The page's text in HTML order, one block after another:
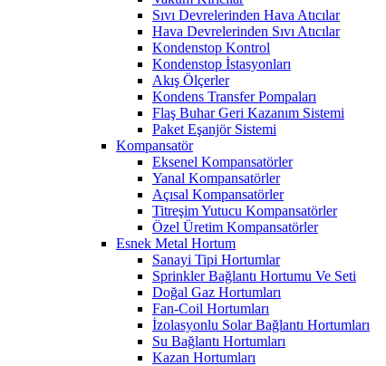
Sıvı Devrelerinden Hava Atıcılar
Hava Devrelerinden Sıvı Atıcılar
Kondenstop Kontrol
Kondenstop İstasyonları
Akış Ölçerler
Kondens Transfer Pompaları
Flaş Buhar Geri Kazanım Sistemi
Paket Eşanjör Sistemi
Kompansatör
Eksenel Kompansatörler
Yanal Kompansatörler
Açısal Kompansatörler
Titreşim Yutucu Kompansatörler
Özel Üretim Kompansatörler
Esnek Metal Hortum
Sanayi Tipi Hortumlar
Sprinkler Bağlantı Hortumu Ve Seti
Doğal Gaz Hortumları
Fan-Coil Hortumları
İzolasyonlu Solar Bağlantı Hortumları
Su Bağlantı Hortumları
Kazan Hortumları